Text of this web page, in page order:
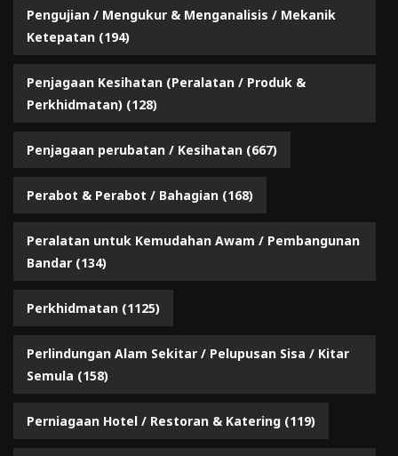
Pengujian / Mengukur & Menganalisis / Mekanik
Ketepatan (194)
Penjagaan Kesihatan (Peralatan / Produk &
Perkhidmatan) (128)
Penjagaan perubatan / Kesihatan (667)
Perabot & Perabot / Bahagian (168)
Peralatan untuk Kemudahan Awam / Pembangunan
Bandar (134)
Perkhidmatan (1125)
Perlindungan Alam Sekitar / Pelupusan Sisa / Kitar
Semula (158)
Perniagaan Hotel / Restoran & Katering (119)